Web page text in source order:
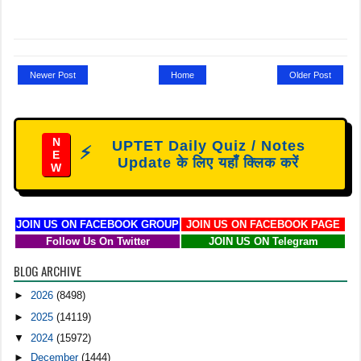
Newer Post Older Post
Home
N
E
W
⚡
UPTET Daily Quiz / Notes
Update के लिए यहाँ क्लिक करें
JOIN US ON FACEBOOK GROUP
JOIN US ON FACEBOOK PAGE
Follow Us On Twitter
JOIN US ON Telegram
BLOG ARCHIVE
►2026(8498)
► 2025(14119)
▼ 2024(15972)
►
December(1444)